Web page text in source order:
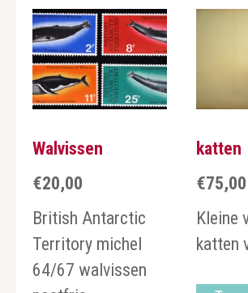
Walvissen
€20,00
British Antarctic
Territory michel
64/67 walvissen
katten
€75,00
Kleine
katten